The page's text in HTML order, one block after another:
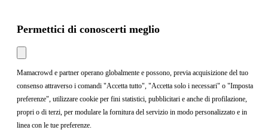
Permettici di conoscerti meglio
Mamacrowd e partner operano globalmente e possono, previa acquisizione del tuo
consenso attraverso i comandi "Accetta tutto", "Accetta solo i necessari" o "Imposta
preferenze", utilizzare cookie per fini statistici, pubblicitari e anche di profilazione,
propri o di terzi, per modulare la fornitura del servizio in modo personalizzato e in
linea con le tue preferenze.